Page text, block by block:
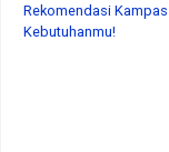
Rekomendasi
Kebutuhanmu!